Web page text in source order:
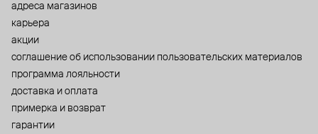
адреса магазинов
карьера
акции
cоглашение об использовании пользовательских материалов
программа лояльности
доставка и оплата
примерка и возврат
гарантии